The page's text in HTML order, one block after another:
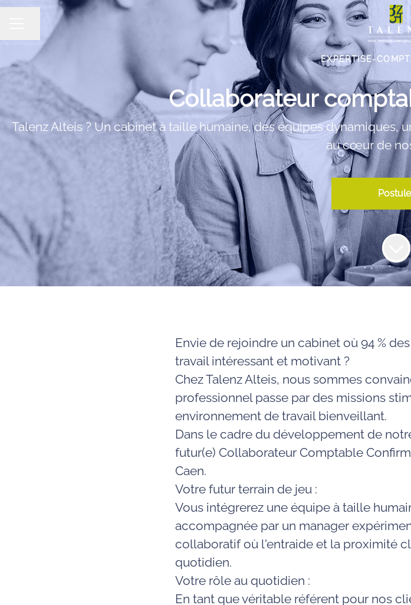
MENU CARRIÈRE
Partager la page
EXPERTISE-
Collaborateur
Talenz Alteis ? Un cabinet à taille humaine, des équipes
au cœur de
Envie de rejoindre un cabinet où 94 %
travail intéressant et motivant ?
Chez Talenz Alteis, nous sommes
professionnel passe par des missions
environnement de travail bienveillant.
Dans le cadre du développement de
futur(e) Collaborateur Comptable
Caen.
Votre futur terrain de jeu :
Vous intégrerez une équipe à taille
accompagnée par un manager
collaboratif où l'entraide et la proximité
quotidien.
Votre rôle au quotidien :
En tant que véritable référent pour nos